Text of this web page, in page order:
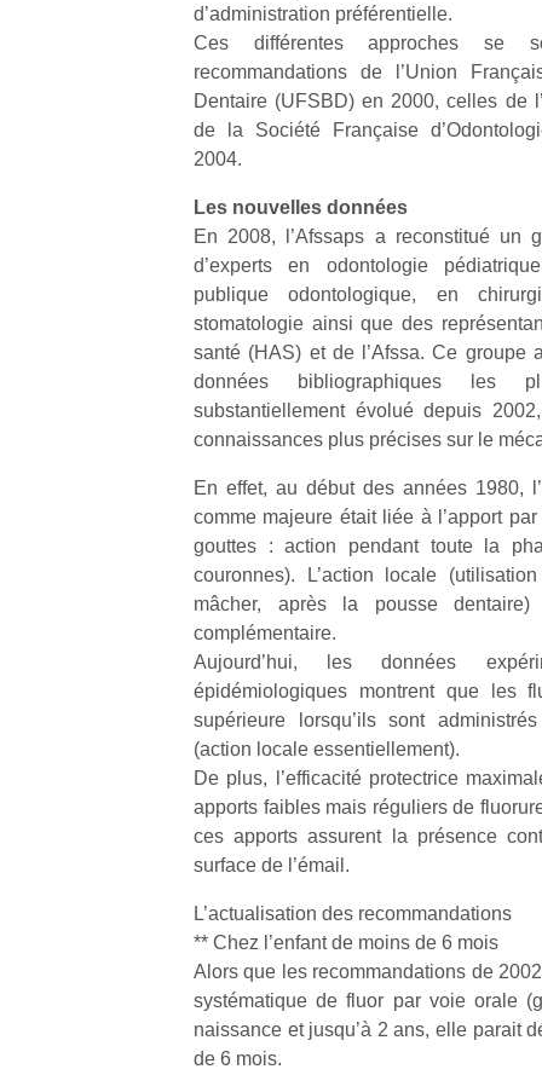
d’administration préférentielle.
Ces différentes approches se
recommandations de l’Union
Dentaire (UFSBD) en 2000, celles de
de la Société Française
2004.
Les nouvelles données
En 2008, l’Afssaps a reconstitué un
d’experts en odontologie
publique odontologique, en
stomatologie ainsi que des
santé (HAS) et de l’Afssa. Ce groupe
données bibliographiques les
substantiellement évolué depuis
connaissances plus précises sur le
En effet, au début des années 1980,
comme majeure était liée à l’apport
gouttes : action pendant toute la
couronnes). L’action locale
mâcher, après la pousse dentaire)
complémentaire.
Aujourd’hui, les données
épidémiologiques montrent que les
supérieure lorsqu’ils sont
(action locale essentiellement).
De plus, l’efficacité protectrice
apports faibles mais réguliers de
ces apports assurent la présence
surface de l’émail.
L’actualisation des recommandations
** Chez l’enfant de moins de 6 mois
Alors que les recommandations de
systématique de fluor par voie orale
naissance et jusqu’à 2 ans, elle parait
de 6 mois.
à